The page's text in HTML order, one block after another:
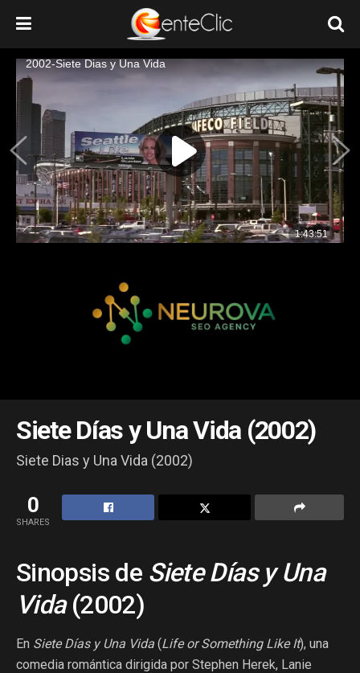
Siete Días y Una Vida (2002)
Siete Dias y Una Vida (2002)
0
SHARES
Sinopsis de Siete Días y Una
Vida(2002)
En Siete Días y Una Vida (Life or Something Like It), una
comedia romántica dirigida por Stephen Herek, Lanie